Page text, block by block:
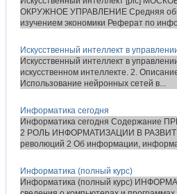
ОКРУЖНОЕ УПРАВЛЕНИЕ Средняя
изучением экономики Реферат по
Искусственный интеллект в
Искусственный интеллект в
искусственном интеллекте. 2.
Использование нейронных сетей в...
Информатика сегодня
Информатика сегодня
2 РОЛЬ ИНФОРМАТИЗАЦИИ В
революций 2 Об информации,
Информатика (полный курс)
Информатика (полный курс)